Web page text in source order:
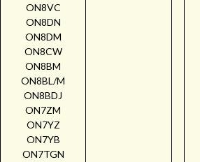
ON8VC
ON8DN
ON8DM
ON8CW
ON8BM
ON8BL/M
ON8BDJ
ON7ZM
ON7YZ
ON7YB
ON7TGN